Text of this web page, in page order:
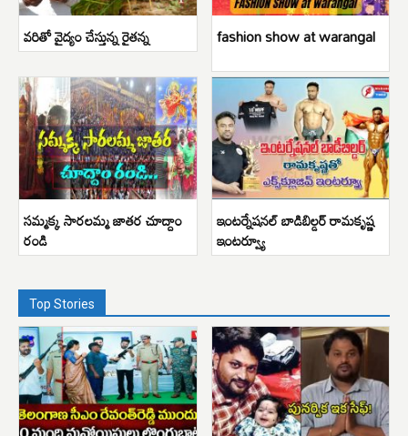
వరితో వైద్యం చేస్తున్న రైతన్న fashion show at warangal
సమ్మక్క సారలమ్మ జాతర చూద్దాం
రండి
ఇంటర్నేషనల్ బాడిబిల్డర్ రామకృష్ణ
ఇంటర్వ్యూ
Top Stories